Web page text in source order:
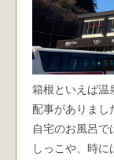
箱根といえば温
配事がありまし
自宅のお風呂で
しっこや、時